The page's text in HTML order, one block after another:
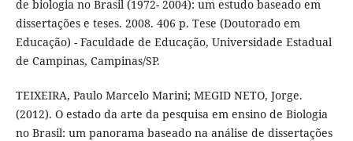
de biologia no Brasil (1972- 2004): um estudo baseado em
dissertações e teses. 2008. 406 p. Tese (Doutorado em
Educação) - Faculdade de Educação, Universidade Estadual
de Campinas, Campinas/SP.
TEIXEIRA, Paulo Marcelo Marini; MEGID NETO, Jorge.
(2012). O estado da arte da pesquisa em ensino de Biologia
no Brasil: um panorama baseado na análise de dissertações